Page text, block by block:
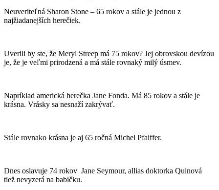
Neuveriteľná Sharon Stone – 65 rokov a stále je jednou z
najžiadanejších herečiek.
Uverili by ste, že Meryl Streep má 75 rokov? Jej obrovskou devízou
je, že je veľmi prirodzená a má stále rovnaký milý úsmev.
Napríklad americká herečka Jane Fonda. Má 85 rokov a stále je
krásna. Vrásky sa nesnaží zakrývať.
Stále rovnako krásna je aj 65 ročná Michel Pfaiffer.
Dnes oslavuje 74 rokov Jane Seymour, allias doktorka Quinová
tiež nevyzerá na babičku.